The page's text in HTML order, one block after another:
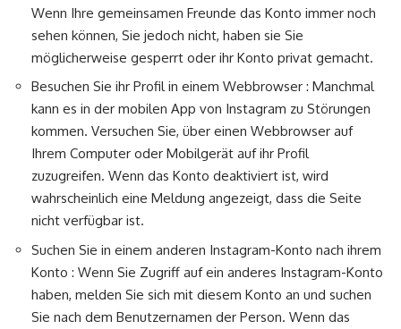
Wenn Ihre gemeinsamen Freunde das Konto immer noch
sehen können, Sie jedoch nicht, haben sie Sie
möglicherweise gesperrt oder ihr Konto privat gemacht.
Besuchen Sie ihr Profil in einem Webbrowser : Manchmal
kann es in der mobilen App von Instagram zu Störungen
kommen. Versuchen Sie, über einen Webbrowser auf
Ihrem Computer oder Mobilgerät auf ihr Profil
zuzugreifen. Wenn das Konto deaktiviert ist, wird
wahrscheinlich eine Meldung angezeigt, dass die Seite
nicht verfügbar ist.
Suchen Sie in einem anderen Instagram-Konto nach ihrem
Konto : Wenn Sie Zugriff auf ein anderes Instagram-Konto
haben, melden Sie sich mit diesem Konto an und suchen
Sie nach dem Benutzernamen der Person. Wenn das